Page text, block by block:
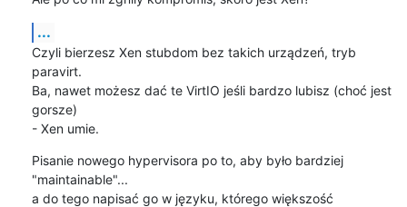
...
Czyli bierzesz Xen stubdom bez takich urządzeń, tryb
paravirt.
Ba, nawet możesz dać te VirtIO jeśli bardzo lubisz (choć jest
gorsze)
- Xen umie.
Pisanie nowego hypervisora po to, aby było bardziej
"maintainable"...
a do tego napisać go w języku, którego większość